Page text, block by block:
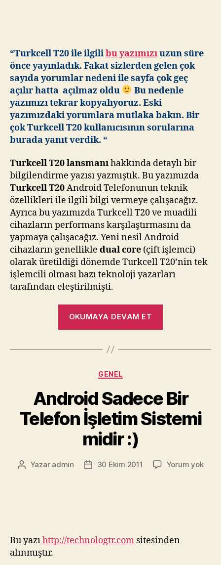
“Turkcell T20 ile ilgilibu yazımızıuzun süre
önce yayınladık. Fakat sizlerden gelen çok
sayıda yorumlar nedeni ile sayfa çok geç
açılır hatta açılmaz oldu
Bu nedenle
yazımızı tekrar kopyalıyoruz. Eski
yazımızdaki yorumlara mutlaka bakın. Bir
çok Turkcell T20 kullanıcısının sorularına
burada yanıt verdik. “
Turkcell T20 lansmanıhakkında detaylı bir
bilgilendirme yazısı yazmıştık. Bu yazımızda
Turkcell T20Android Telefonunun teknik
özellikleri ile ilgili bilgi vermeye çalışacağız.
Ayrıca bu yazımızda Turkcell T20 ve muadili
cihazların performans karşılaştırmasını da
yapmaya çalışacağız. Yeni nesil Android
cihazların genellikle dual core (çift işlemci)
olarak üretildiği dönemde Turkcell T20’nin tek
işlemcili olması bazı teknoloji yazarları
tarafından eleştirilmişti.
OKUMAYA DEVAM ET
İnceleme”
Kategoriler
GENEL
Android Sadece Bir
Telefon İşletim Sistemi
midir :)
Yazının
Yazar admin
Yazı30 Ekim 2011 Yorum yok
Bu yazıhttp://technologtr.com sitesinden
alınmıştır.